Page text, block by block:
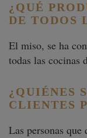
¿QUÉ
DE TODOS
El miso, se ha
todas las cocinas
¿QUIÉNES
CLIENTES
Las personas